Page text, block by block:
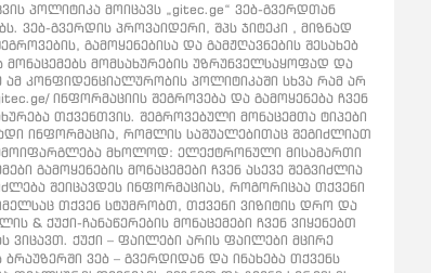
პოლიტიკა მოიცავს „gitec.ge“ ვებ-გვერდთან
ვებ-გვერდის პროვაიდერი, შპს ჯიტეკი , მიზნად
გამოყენებისა და გამჟღავნების შესახებ
მონაცემებს მომსახურების უზრუნველსაყოფად და
ამ კონფიდენციალურობის პოლიტიკაში სხვა რამ არ
ინფორმაციის შეგროვება და გამოყენება ჩვენ
თქვენთვის. შეგროვებული მონაცემთა ტიპები
ინფორმაცია, რომლის საშუალებითაც შეგიძლიათ
მხოლოდ: ელექტრონული მისამართი
გამოყენების მონაცემები ჩვენ ასევე შეგვიძლია
შეიცავდეს ინფორმაციას, როგორიცაა თქვენი
თქვენ სტუმრობთ, თქვენი ვიზიტის დრო და
ქუქი-ჩანაწერების მონაცემები ჩვენ ვიყენებთ
ქუქი – ფაილები არის ფაილები მცირე
ვებ – გვერდიდან და ინახება თქვენს